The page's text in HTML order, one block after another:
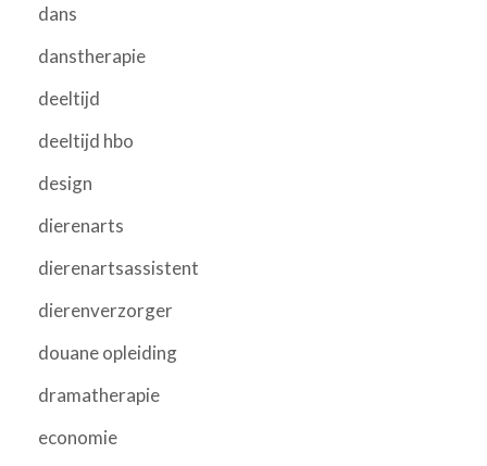
dans
danstherapie
deeltijd
deeltijd hbo
design
dierenarts
dierenartsassistent
dierenverzorger
douane opleiding
dramatherapie
economie